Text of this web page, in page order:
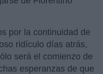
por la continuidad de
ridículo días atrás,
será el comienzo de
esperanzas de que